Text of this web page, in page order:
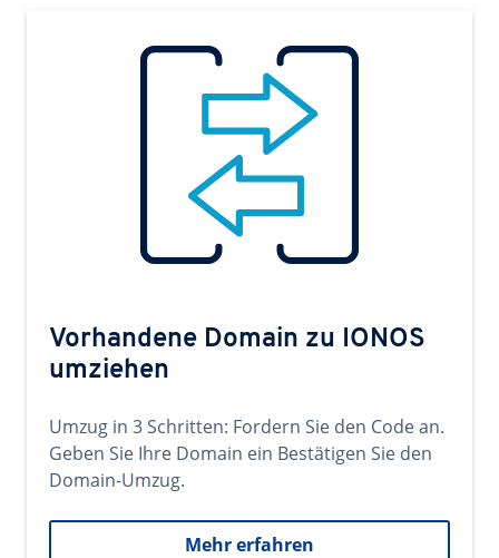
Vorhandene Domain zu IONOS
umziehen
Umzug in 3 Schritten: Fordern Sie den Code an.
Geben Sie Ihre Domain ein Bestätigen Sie den
Domain-Umzug.
Mehr erfahren